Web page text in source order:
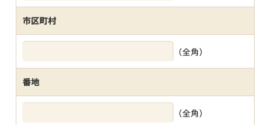
市区町村
（全角）
番地
（全角）